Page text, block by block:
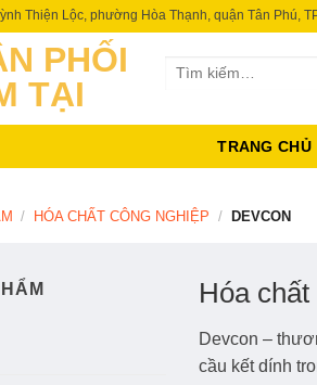
Thiện Lộc, phường Hòa Thạnh, quận Tân Phú,
Tìm
TRANG CHỦ
/ HÓA CHẤT CÔNG NGHIỆP / DEVCON
Hóa
Devcon –
cầu kết dính